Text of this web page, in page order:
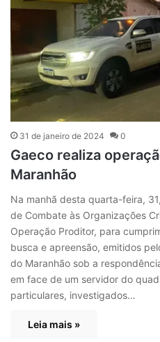
31 de janeiro de 2024 0
Gaeco realiza
Maranhão
Na manhã desta quarta-feira,
de Combate às Organizações
Operação Proditor, para
busca e apreensão, emitidos
do Maranhão sob a
em face de um servidor do
particulares, investigados…
Leia mais »